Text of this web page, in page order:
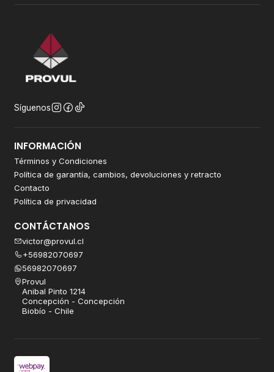
Síguenos
INFORMACIÓN
Términos y Condiciones
Política de garantía, cambios, devoluciones y retracto
Contacto
Política de privacidad
CONTÁCTANOS
victor@provul.cl
+56982070697
56982070697
Provul
Anibal Pinto 1214
Concepción - Concepción
Biobío - Chile